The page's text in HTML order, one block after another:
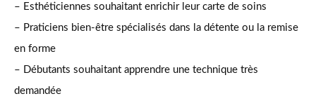
– Esthéticiennes souhaitant enrichir leur carte de soins
– Praticiens bien-être spécialisés dans la détente ou la remise
en forme
– Débutants souhaitant apprendre une technique très
demandée